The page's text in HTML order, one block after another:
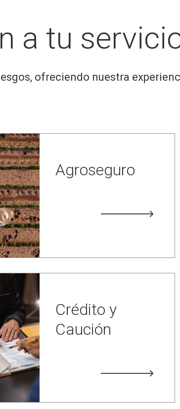
a tu
ofreciendo nuestra
Agroseguro
Crédito y
Caución